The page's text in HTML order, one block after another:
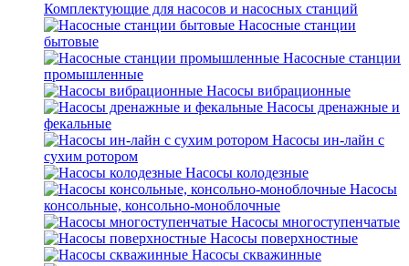
Комплектующие для насосов и насосных станций
Насосные станции
бытовые
Насосные станции
промышленные
Насосы вибрационные
Насосы дренажные и
фекальные
Насосы ин-лайн с
сухим ротором
Насосы колодезные
Насосы
консольные, консольно-моноблочные
Насосы многоступенчатые
Насосы поверхностные
Насосы скважинные